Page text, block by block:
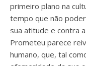
primeiro plano na
tempo que não
sua atitude e contra
Prometeu parece
humano, que, tal